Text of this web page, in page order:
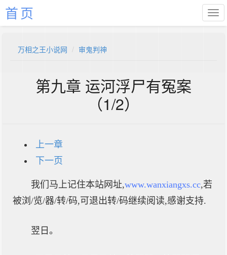
首页
万相之王小说网 审鬼判神
第九章 运河浮尸有冤案
（1/2）
上一章
下一页
我们马上记住本站网址,www.wanxiangxs.cc,若
被浏/览/器/转/码,可退出转/码继续阅读,感谢支持.
翌日。